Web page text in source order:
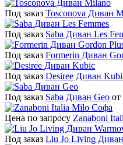
Под заказ Tosconova Диван
Под заказ Saba Диван Les
Под заказ Formerin Диван
Под заказ Desiree Диван
Под заказ Saba Диван Geo от
Цена по запросу Zanaboni
Под заказ Liu Jo Living